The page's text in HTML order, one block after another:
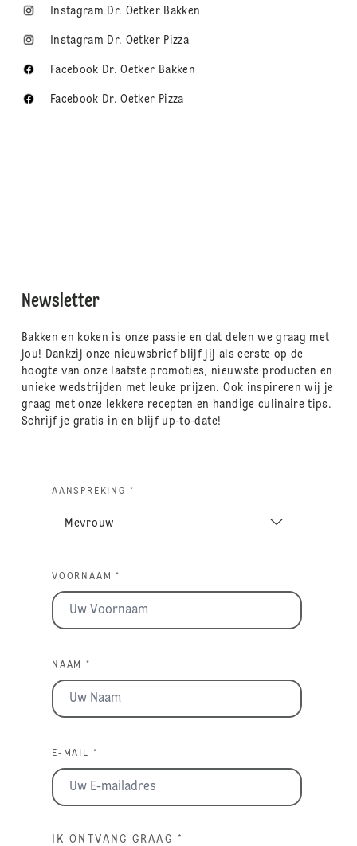
Instagram Dr. Oetker Bakken
Instagram Dr. Oetker Pizza
Facebook Dr. Oetker Bakken
Facebook Dr. Oetker Pizza
Newsletter
Bakken en koken is onze passie en dat delen we graag met
jou! Dankzij onze nieuwsbrief blijf jij als eerste op de
hoogte van onze laatste promoties, nieuwste producten en
unieke wedstrijden met leuke prijzen. Ook inspireren wij je
graag met onze lekkere recepten en handige culinaire tips.
Schrijf je gratis in en blijf up-to-date!
AANSPREKING *
VOORNAAM *
NAAM *
E-MAIL *
IK ONTVANG GRAAG *